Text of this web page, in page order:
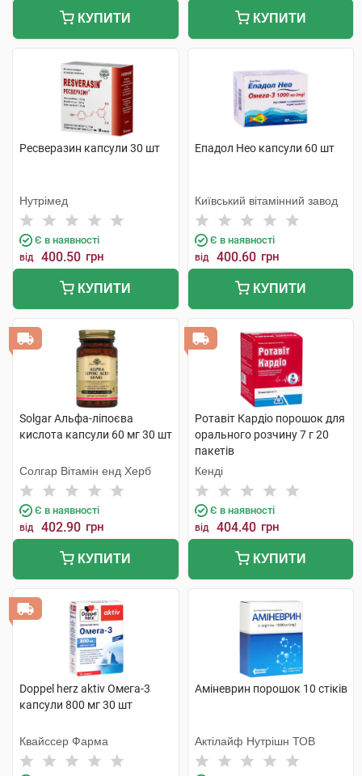
КУПИТИ КУПИТИ
Ресверазин капсули 30 шт
Нутрімед
Є в наявності
від 400.50 грн
КУПИТИ
Епадол Нео капсули 60 шт
Київський вітамінний завод
Є в наявності
від 400.60 грн
КУПИТИ
Solgar Альфа-ліпоєва
кислота капсули 60 мг 30 шт
Солгар Вітамін енд Херб
Є в наявності
від 402.90 грн
КУПИТИ
Ротавіт Кардіо порошок для
орального розчину 7 г 20
пакетів
Кенді
Є в наявності
від 404.40 грн
КУПИТИ
Doppel herz aktiv Омега-3
капсули 800 мг 30 шт
Квайссер Фарма
Аміневрин порошок 10 стіків
Актілайф Нутрішн ТОВ